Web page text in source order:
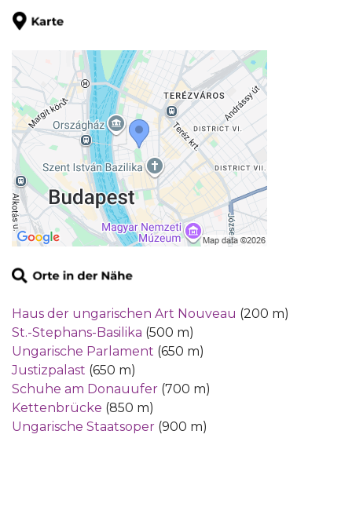
Haus der ungarischen Art Nouveau (200 m)
St.-Stephans-Basilika (500 m)
Ungarische Parlament (650 m)
Justizpalast (650 m)
Schuhe am Donauufer (700 m)
Kettenbrücke (850 m)
Ungarische Staatsoper (900 m)